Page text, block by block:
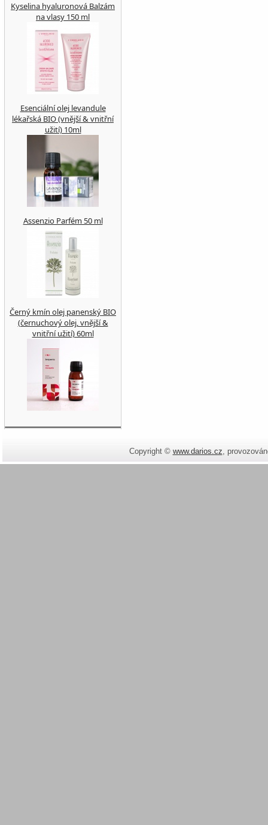
Kyselina hyaluronová Balzám
na vlasy 150 ml
Esenciální olej levandule
lékařská BIO (vnější & vnitřní
užití) 10ml
Assenzio Parfém 50 ml
Černý kmín olej panenský BIO
(černuchový olej, vnější &
vnitřní užití) 60ml
Copyright © www.darios.cz,